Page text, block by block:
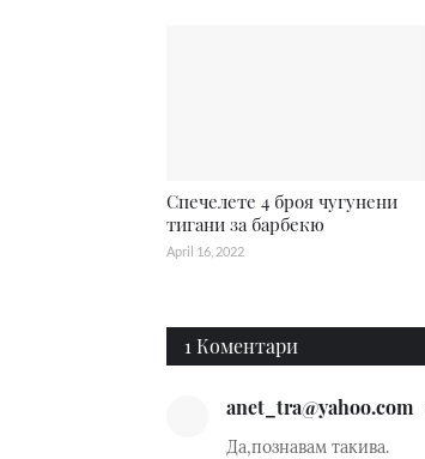
Спечелете 4 броя чугунени
тигани за барбекю
April 16, 2022
1 Коментари
anet_tra@yahoo.com
Да,познавам такива.